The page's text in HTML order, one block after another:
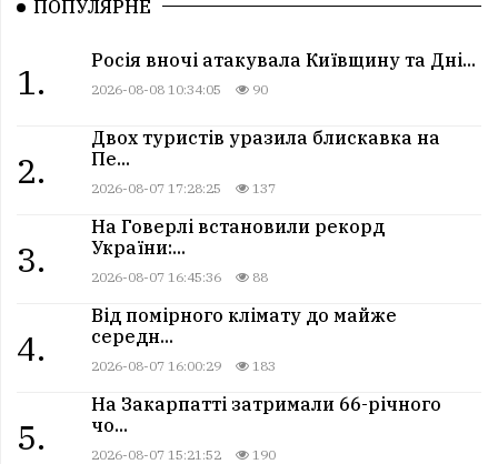
ПОПУЛЯРНЕ
1.
Росія вночі атакувала Київщину та Дні...
2026-08-08 10:34:05 90
2.
Двох туристів уразила блискавка на
Пе...
2026-08-07 17:28:25 137
3.
На Говерлі встановили рекорд
України:...
2026-08-07 16:45:36 88
4.
Від помірного клімату до майже
середн...
2026-08-07 16:00:29 183
5.
На Закарпатті затримали 66-річного
чо...
2026-08-07 15:21:52 190